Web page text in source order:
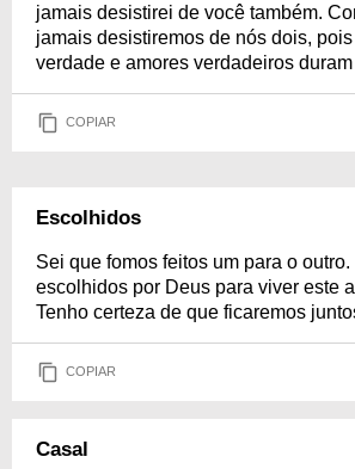
jamais desistirei de você também.
jamais desistiremos de nós dois,
verdade e amores verdadeiros
COPIAR
Escolhidos
Sei que fomos feitos um para o
escolhidos por Deus para viver este
Tenho certeza de que ficaremos
COPIAR
Casal